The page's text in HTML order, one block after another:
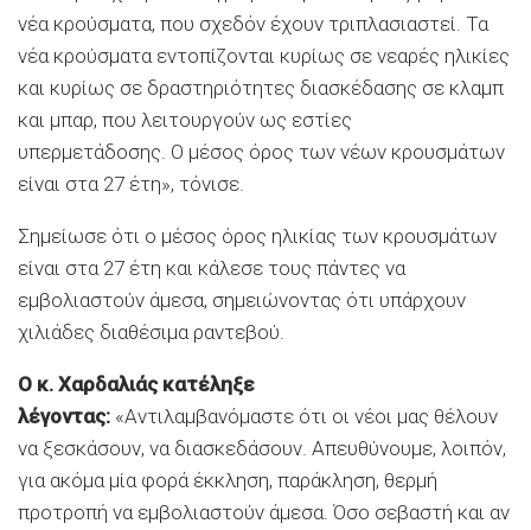
νέα κρούσματα, που σχεδόν έχουν τριπλασιαστεί. Τα
νέα κρούσματα εντοπίζονται κυρίως σε νεαρές ηλικίες
και κυρίως σε δραστηριότητες διασκέδασης σε κλαμπ
και μπαρ, που λειτουργούν ως εστίες
υπερμετάδοσης. Ο μέσος όρος των νέων κρουσμάτων
είναι στα 27 έτη», τόνισε.
Σημείωσε ότι ο μέσος όρος ηλικίας των κρουσμάτων
είναι στα 27 έτη και κάλεσε τους πάντες να
εμβολιαστούν άμεσα, σημειώνοντας ότι υπάρχουν
χιλιάδες διαθέσιμα ραντεβού.
Ο κ. Χαρδαλιάς κατέληξε
λέγοντας: «Αντιλαμβανόμαστε ότι οι νέοι μας θέλουν
να ξεσκάσουν, να διασκεδάσουν. Απευθύνουμε, λοιπόν,
για ακόμα μία φορά έκκληση, παράκληση, θερμή
προτροπή να εμβολιαστούν άμεσα. Όσο σεβαστή και αν